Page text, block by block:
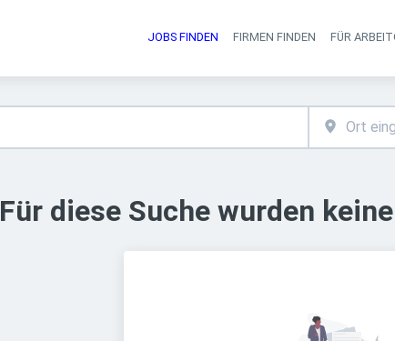
JOBS FINDEN FIRMEN FINDEN FÜR
Für diese Suche wurden